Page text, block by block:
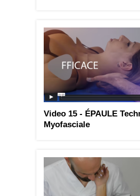
Video 15 - ÉPAULE
Myofasciale